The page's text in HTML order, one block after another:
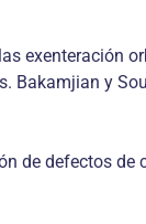
exenteración
Bakamjian y
de defectos de